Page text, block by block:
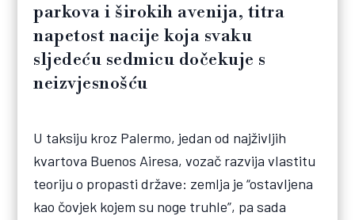
parkova i širokih avenija, titra
napetost nacije koja svaku
sljedeću sedmicu dočekuje s
neizvjesnošću
U taksiju kroz Palermo, jedan od najživljih
kvartova Buenos Airesa, vozač razvija vlastitu
teoriju o propasti države: zemlja je “ostavljena
kao čovjek kojem su noge truhle”, pa sada